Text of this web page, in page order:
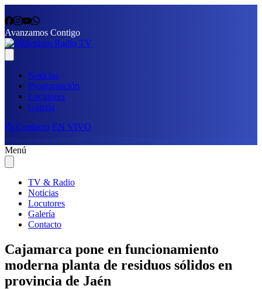
Avanzamos Contigo
Noticias
Programación
Locutores
Galería
📩 Contacto EN VIVO
Menú
TV & Radio
Noticias
Locutores
Galería
Contacto
Cajamarca pone en funcionamiento
moderna planta de residuos sólidos en
provincia de Jaén